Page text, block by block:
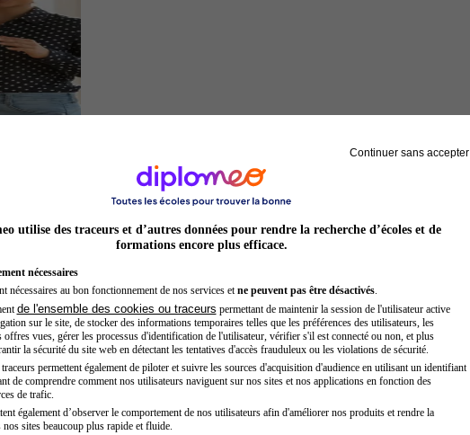
Chef de projet
Continuer sans accepter
utilise des traceurs et d’autres données pour rendre la recherche d’écoles et de
formations encore plus efficace.
nécessaires
nécessaires au bon fonctionnement de nos services et ne peuvent pas être désactivés.
de l'ensemble des cookies ou traceurs permettant de maintenir la session de l'utilisateur active
sur le site, de stocker des informations temporaires telles que les préférences des utilisateurs, les
offres vues, gérer les processus d'identification de l'utilisateur, vérifier s'il est connecté ou non, et plus
la sécurité du site web en détectant les tentatives d'accès frauduleux ou les violations de sécurité.
permettent également de piloter et suivre les sources d'acquisition d'audience en utilisant un identifiant
de comprendre comment nos utilisateurs naviguent sur nos sites et nos applications en fonction des
de trafic.
également d’observer le comportement de nos utilisateurs afin d'améliorer nos produits et rendre la
sites beaucoup plus rapide et fluide.